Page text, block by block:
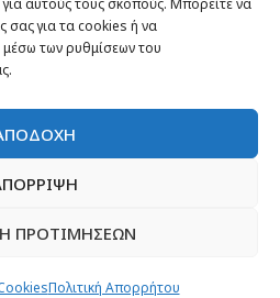
αυτούς τους σκοπούς. Μπορείτε να
σας για τα cookies ή να
των ρυθμίσεων του
ΠΡΟΤΙΜΗΣΕΩΝ
Πολιτική Απορρήτου
την οποία δεν έχεις